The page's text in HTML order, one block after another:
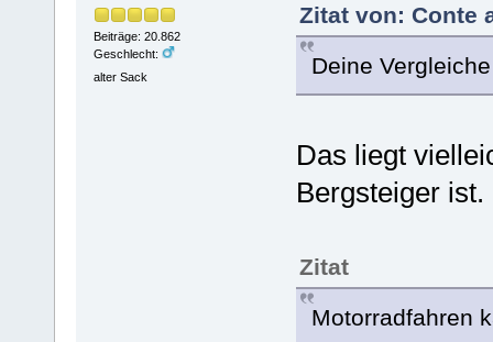
Beiträge: 20.862
Geschlecht:
alter Sack
Zitat von: Conte
Deine
Das liegt
Bergsteiger
Zitat
Motorradfahren